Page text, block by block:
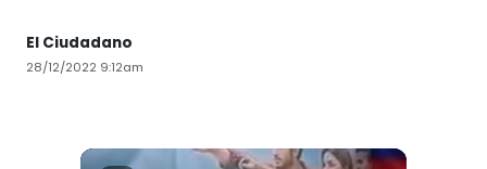
El Ciudadano
28/12/2022 9:12am